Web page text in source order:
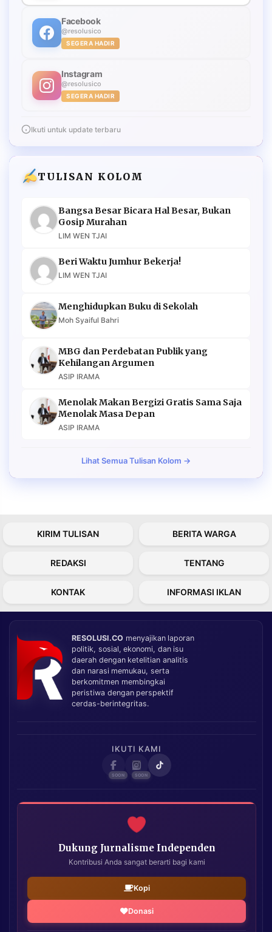
Facebook
@resolusico
SEGERA HADIR
Instagram
@resolusico
SEGERA HADIR
Ikuti untuk update terbaru
TULISAN KOLOM
Bangsa Besar Bicara Hal Besar, Bukan
Gosip Murahan
LIM WEN TJAI
Beri Waktu Jumhur Bekerja!
LIM WEN TJAI
Menghidupkan Buku di Sekolah
Moh Syaiful Bahri
MBG dan Perdebatan Publik yang
Kehilangan Argumen
ASIP IRAMA
Menolak Makan Bergizi Gratis Sama Saja
Menolak Masa Depan
ASIP IRAMA
Lihat Semua Tulisan Kolom →
KIRIM TULISAN BERITA WARGA
REDAKSI TENTANG
KONTAK INFORMASI IKLAN
RESOLUSI.CO menyajikan laporan
politik, sosial, ekonomi, dan isu
daerah dengan ketelitian analitis
dan narasi memukau, serta
berkomitmen membingkai
peristiwa dengan perspektif
cerdas-berintegritas.
IKUTI KAMI
Dukung Jurnalisme Independen
Kontribusi Anda sangat berarti bagi kami
Kopi
Donasi